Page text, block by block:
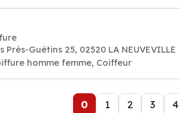
Prés-Guëtins 25, 02520 LA NEUVEVILLE
homme femme, Coiffeur
0 1 2 3 4